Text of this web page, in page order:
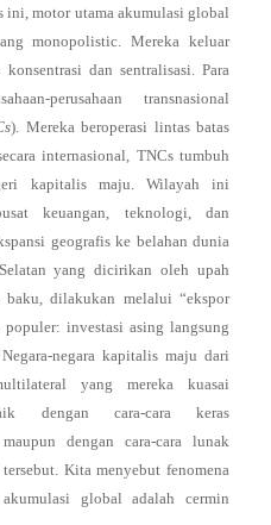
ini, motor utama akumulasi global
monopolistic. Mereka keluar
dan sentralisasi. Para
perusahaan transnasional
). Mereka beroperasi lintas batas
internasional, TNCs tumbuh
kapitalis maju. Wilayah ini
keuangan, teknologi, dan
geografis ke belahan dunia
yang dicirikan oleh upah
baku, dilakukan melalui “ekspor
investasi asing langsung
negara kapitalis maju dari
yang mereka kuasai
dengan cara-cara keras
dengan cara-cara lunak
Kita menyebut fenomena
global adalah cermin